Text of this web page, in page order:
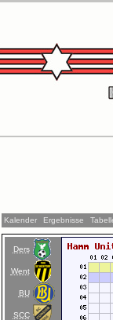
Kalender Ergebnisse
Ders
Went
BU
SCC